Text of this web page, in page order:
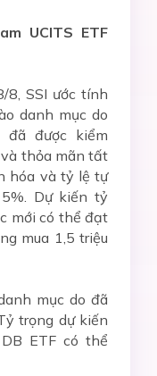
UCITS ETF
8, SSI ước tính
danh mục do
đã được kiểm
thỏa mãn tất
hóa và tỷ lệ tự
Dự kiến tỷ
mới có thể đạt
mua 1,5 triệu
mục do đã
trọng dự kiến
ETF có thể